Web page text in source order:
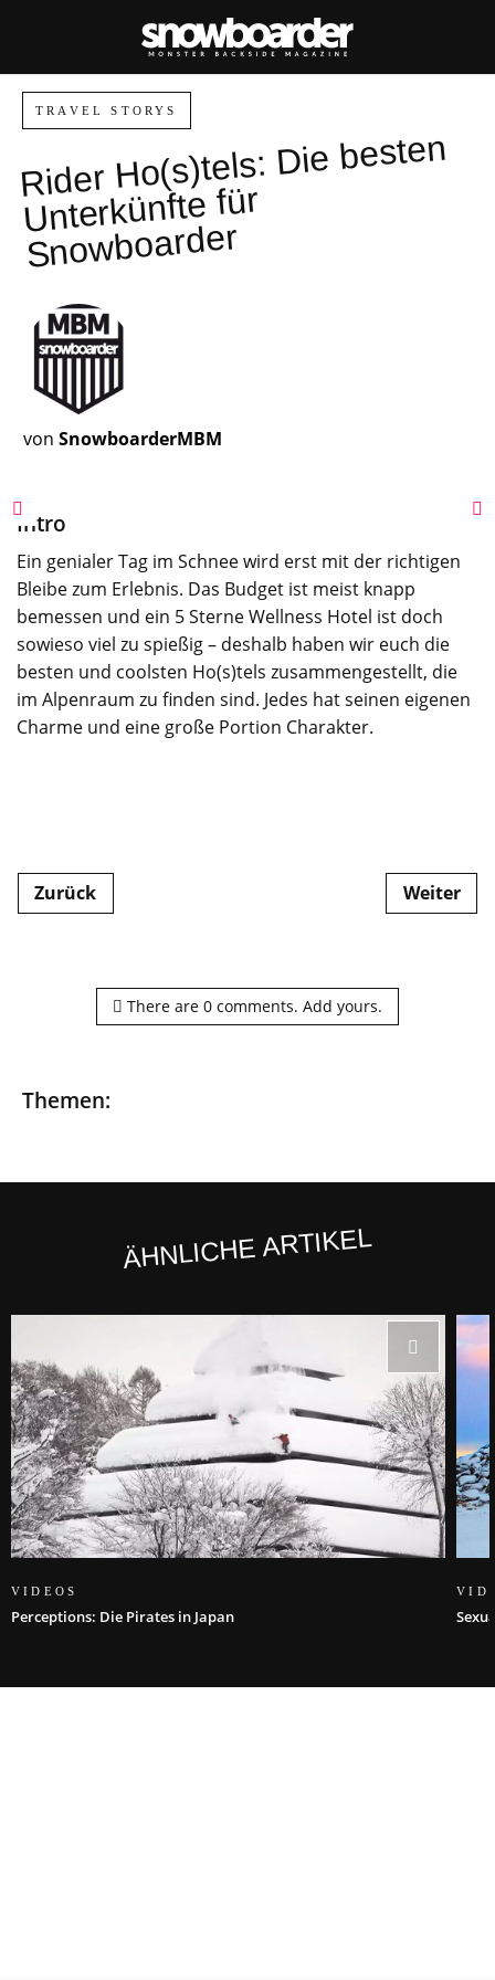
TRAVEL STORYS
Rider
Ho(s)tels:
Die besten
Unterkünfte für
Sno
wboarder
von SnowboarderMBM
Intro
Ein genialer Tag im Schnee wird erst mit der richtigen
Bleibe zum Erlebnis. Das Budget ist meist knapp
bemessen und ein 5 Sterne Wellness Hotel ist doch
sowieso viel zu spießig – deshalb haben wir euch die
besten und coolsten Ho(s)tels zusammengestellt, die
im Alpenraum zu finden sind. Jedes hat seinen eigenen
Charme und eine große Portion Charakter.
Zurück Weiter
There are 0 comments. Add yours.
Themen:
ÄHNLICHE ARTIKEL
VIDEOS
Perceptions: Die Pirates in Japan